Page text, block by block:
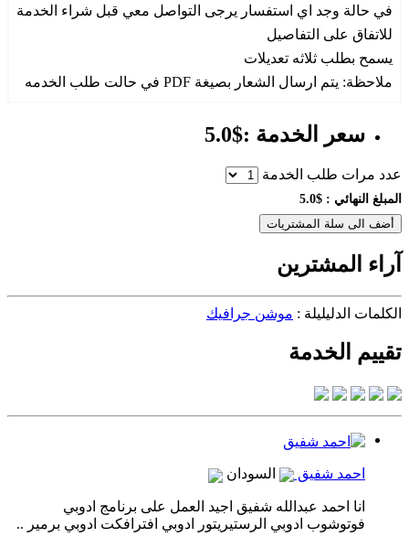
في حالة وجد اي استفسار يرجى التواصل معي قبل شراء الخدمة
للاتفاق على التفاصيل
يسمح بطلب ثلاثه تعديلات
ملاحظة: يتم ارسال الشعار بصيغة PDF في حالت طلب الخدمه
سعر الخدمة :$5.0
عدد مرات طلب الخدمة
المبلغ النهائي : $5.0
أضف الى سلة المشتريات
آراء المشترين
الكلمات الدليليلة : موشن جرافيك
تقييم الخدمة
احمد شفيق السودان
انا احمد عبدالله شفيق اجيد العمل على برنامج ادوبي
فوتوشوب ادوبي الرستيريتور ادوبي افترافكت ادوبي برمير ..